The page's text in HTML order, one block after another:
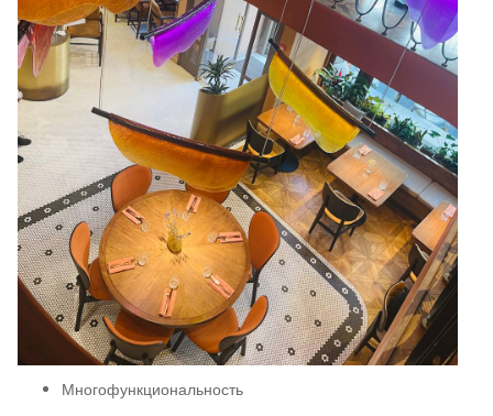
Многофункциональность